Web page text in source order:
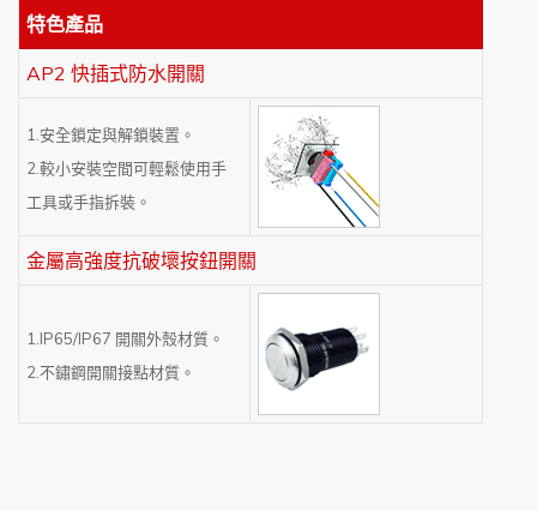
特色產品
AP2 快插式防水開關
1.安全鎖定與解鎖裝置。
2.較小安裝空間可輕鬆使用手
工具或手指拆裝。
金屬高強度抗破壞按鈕開關
1.IP65/IP67 開關外殼材質。
2.不鏽鋼開關接點材質。